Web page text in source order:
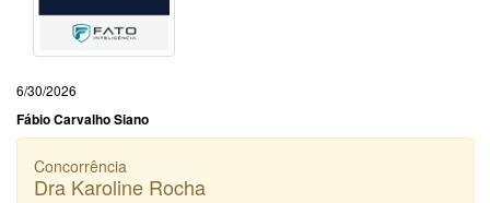
6/30/2026
Fábio Carvalho Siano
Concorrência
Dra Karoline Rocha